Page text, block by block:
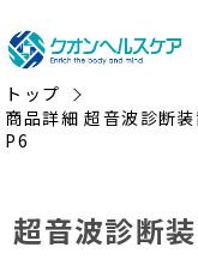
トップ
商品詳細 超音波診断
P6
超音波診断